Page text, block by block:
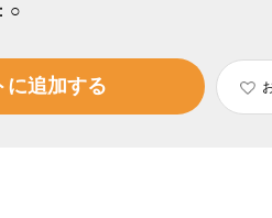
○
に追加する